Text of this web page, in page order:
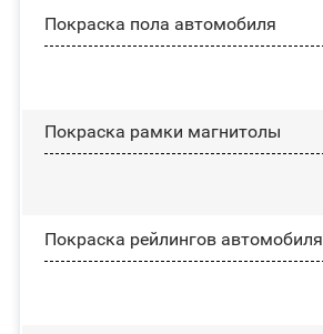
Покраска пола автомобиля
Покраска рамки магнитолы
Покраска рейлингов автомобиля